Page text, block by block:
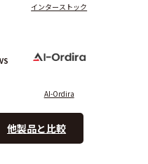
インターストック
VS
AI-Ordira
他製品と比較